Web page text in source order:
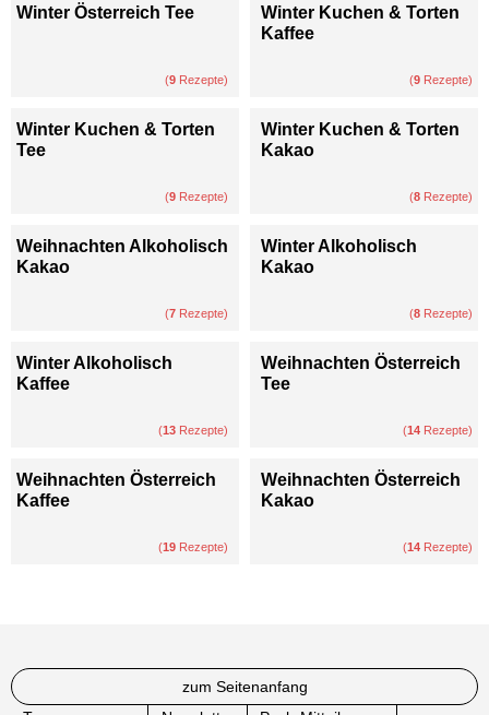
Winter Österreich Tee
(9 Rezepte)
Winter Kuchen & Torten
Kaffee
(9 Rezepte)
Winter Kuchen & Torten
Tee
(9 Rezepte)
Winter Kuchen & Torten
Kakao
(8 Rezepte)
Weihnachten Alkoholisch
Kakao
(7 Rezepte)
Winter Alkoholisch
Kakao
(8 Rezepte)
Winter Alkoholisch
Kaffee
(13 Rezepte)
Weihnachten Österreich
Tee
(14 Rezepte)
Weihnachten Österreich
Kaffee
(19 Rezepte)
Weihnachten Österreich
Kakao
(14 Rezepte)
zum Seitenanfang